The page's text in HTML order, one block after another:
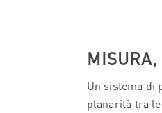
MISURA,
Un sistema di
planarità tra